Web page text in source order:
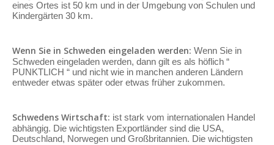
eines Ortes ist 50 km und in der Umgebung von Schulen und
Kindergärten 30 km.
Wenn Sie in Schweden eingeladen werden: Wenn Sie in
Schweden eingeladen werden, dann gilt es als höflich “
PUNKTLICH “ und nicht wie in manchen anderen Ländern
entweder etwas später oder etwas früher zukommen.
Schwedens Wirtschaft: ist stark vom internationalen Handel
abhängig. Die wichtigsten Exportländer sind die USA,
Deutschland, Norwegen und Großbritannien. Die wichtigsten